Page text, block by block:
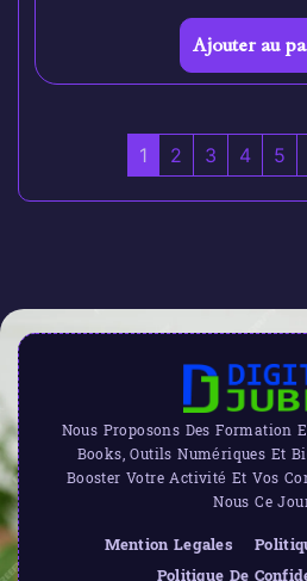
Ajouter au
1 2 3 4 5
Nous Proposons Des Formation
Books, Outils Numériques Et
Booster Votre Activité Et Vos
Nous Ce
Mention Legales